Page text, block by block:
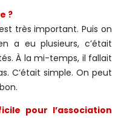
?
très important. Puis on
a eu plusieurs, c’était
À la mi-temps, il fallait
C’était simple. On peut
pour l’association